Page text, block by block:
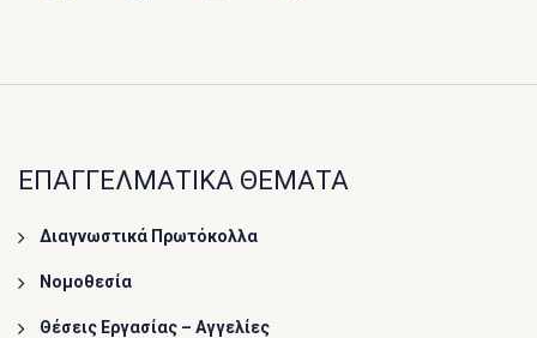
ΕΠΑΓΓΕΛΜΑΤΙΚΑ ΘΕΜΑΤΑ
Διαγνωστικά Πρωτόκολλα
Νομοθεσία
Θέσεις Εργασίας – Αγγελίες